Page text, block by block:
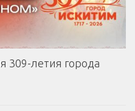
309-летия города